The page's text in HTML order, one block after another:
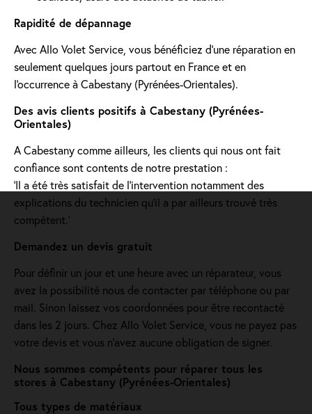
Rapidité de dépannage
Avec Allo Volet Service, vous bénéficiez d'une réparation en
seulement quelques jours partout en France et en
l'occurrence à Cabestany (Pyrénées-Orientales).
Des avis clients positifs à Cabestany (Pyrénées-
Orientales)
A Cabestany comme ailleurs, les clients qui nous ont fait
confiance sont contents de notre prestation :
'Il a été très satisfait de l’intervention notamment des
explications du technicien qu’il a par ailleurs trouvé très
compétent.'
Demandez un devis gratuit
Pour définir un jour et une heure avec un réparateur, vous
avez la possibilité nous de contacter par téléphone ou par
mail. Sinon laissez vos coordonnées pour être recontacté
dans les 2 jours. Chez Allo Volet Service, vous ne payez pas
votre devis et vous n'avez aucune obligation de signer.
Nous sommes compétents pour réparer tous les
stores à Cabestany (Pyrénées-Orientales)
Tous types de matériaux